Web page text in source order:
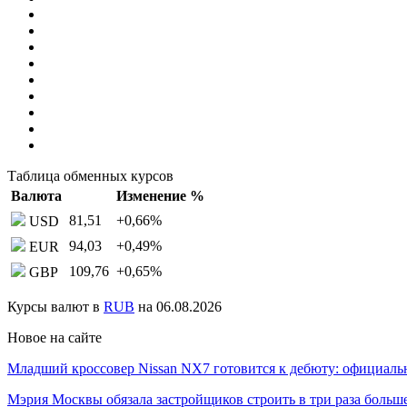
Таблица обменных курсов
Валюта
Изменение %
USD
81,51 +0,66%
EUR
94,03 +0,49%
GBP
109,76 +0,65%
Курсы валют в RUB на 06.08.2026
Новое на сайте
Младший кроссовер Nissan NX7 готовится к дебюту:
Мэрия Москвы обязала застройщиков строить в три раза